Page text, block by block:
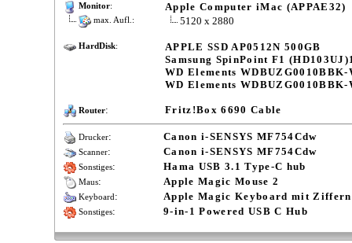
Monitor: Apple Computer iMac (APPAE32)
max. Aufl.: 5120 x 2880
HardDisk:
APPLE SSD AP0512N 500GB
Samsung SpinPoint F1
WD Elements WDBUZG0010BBK-
WD Elements WDBUZG0010BBK-
Router: Fritz!Box 6690 Cable
Drucker: Canon i-SENSYS MF754Cdw
Scanner: Canon i-SENSYS MF754Cdw
Sonstiges: Hama USB 3.1 Type-C hub
Maus: Apple Magic Mouse 2
Keyboard: Apple Magic Keyboard mit
Sonstiges: 9-in-1 Powered USB C Hub